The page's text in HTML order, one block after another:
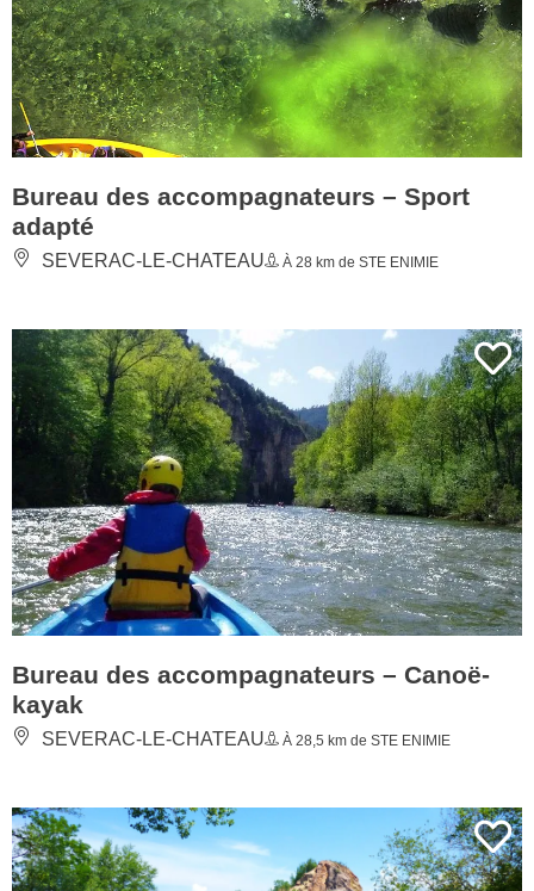
Bureau des accompagnateurs – Sport
adapté
SEVERAC-LE-CHATEAU À 28 km de STE ENIMIE
Bureau des accompagnateurs – Canoë-
kayak
SEVERAC-LE-CHATEAU À 28,5 km de STE ENIMIE